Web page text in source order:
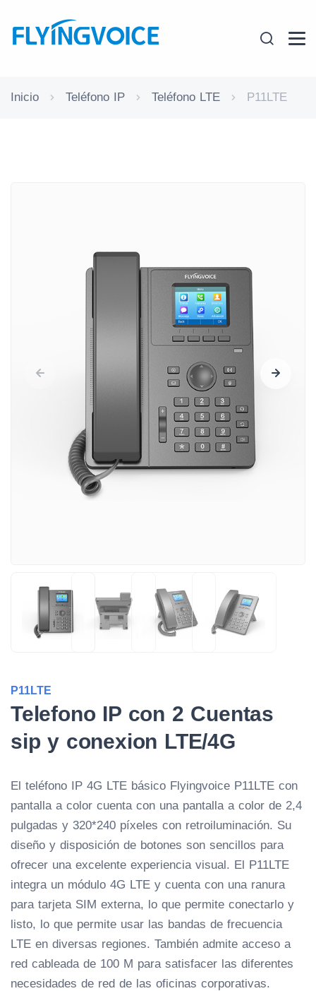
Inicio Teléfono IP Teléfono LTE P11LTE
P11LTE
Telefono IP con 2 Cuentas
sip y conexion LTE/4G
El teléfono IP 4G LTE básico Flyingvoice P11LTE con
pantalla a color cuenta con una pantalla a color de 2,4
pulgadas y 320*240 píxeles con retroiluminación. Su
diseño y disposición de botones son sencillos para
ofrecer una excelente experiencia visual. El P11LTE
integra un módulo 4G LTE y cuenta con una ranura
para tarjeta SIM externa, lo que permite conectarlo y
listo, lo que permite usar las bandas de frecuencia
LTE en diversas regiones. También admite acceso a
red cableada de 100 M para satisfacer las diferentes
necesidades de red de las oficinas corporativas.